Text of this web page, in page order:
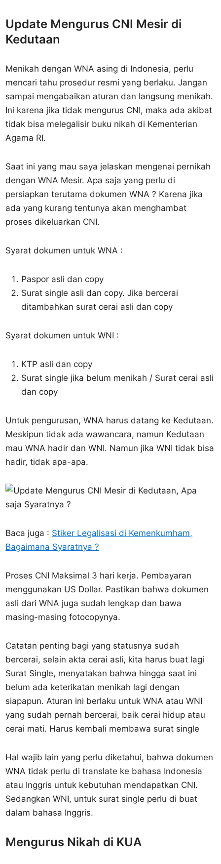
Update Mengurus CNI Mesir di
Kedutaan
Menikah dengan WNA asing di Indonesia, perlu
mencari tahu prosedur resmi yang berlaku. Jangan
sampai mengabaikan aturan dan langsung menikah.
Ini karena jika tidak mengurus CNI, maka ada akibat
tidak bisa melegalisir buku nikah di Kementerian
Agama RI.
Saat ini yang mau saya jelaskan mengenai pernikah
dengan WNA Mesir. Apa saja yang perlu di
persiapkan terutama dokumen WNA ? Karena jika
ada yang kurang tentunya akan menghambat
proses dikeluarkan CNI.
Syarat dokumen untuk WNA :
Paspor asli dan copy
Surat single asli dan copy. Jika bercerai
ditambahkan surat cerai asli dan copy
Syarat dokumen untuk WNI :
KTP asli dan copy
Surat single jika belum menikah / Surat cerai asli
dan copy
Untuk pengurusan, WNA harus datang ke Kedutaan.
Meskipun tidak ada wawancara, namun Kedutaan
mau WNA hadir dan WNI. Namun jika WNI tidak bisa
hadir, tidak apa-apa.
Baca juga : Stiker Legalisasi di Kemenkumham,
Bagaimana Syaratnya ?
Proses CNI Maksimal 3 hari kerja. Pembayaran
menggunakan US Dollar. Pastikan bahwa dokumen
asli dari WNA juga sudah lengkap dan bawa
masing-masing fotocopynya.
Catatan penting bagi yang statusnya sudah
bercerai, selain akta cerai asli, kita harus buat lagi
Surat Single, menyatakan bahwa hingga saat ini
belum ada keterikatan menikah lagi dengan
siapapun. Aturan ini berlaku untuk WNA atau WNI
yang sudah pernah bercerai, baik cerai hidup atau
cerai mati. Harus kembali membawa surat single
Hal wajib lain yang perlu diketahui, bahwa dokumen
WNA tidak perlu di translate ke bahasa Indonesia
atau Inggris untuk kebutuhan mendapatkan CNI.
Sedangkan WNI, untuk surat single perlu di buat
dalam bahasa Inggris.
Mengurus Nikah di KUA